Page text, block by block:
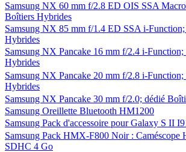
Samsung NX 60 mm f/2.8 ED OIS SSA
Boîtiers Hybrides
Samsung NX 85 mm f/1.4 ED SSA i-
Hybrides
Samsung NX Pancake 16 mm f/2.4 i-
Hybrides
Samsung NX Pancake 20 mm f/2.8 i-
Hybrides
Samsung NX Pancake 30 mm f/2.0; dédié
Samsung Oreillette Bluetooth HM1200
Samsung Pack d'accessoire pour Galaxy S II
Samsung Pack HMX-F800 Noir : Caméscope
SDHC 4 Go